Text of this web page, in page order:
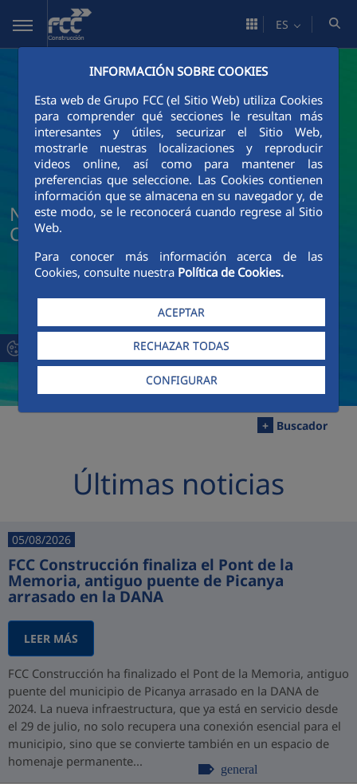
Saltar al contenido principal
INFORMACIÓN SOBRE COOKIES
Esta web de Grupo FCC (el Sitio Web) utiliza Cookies
para comprender qué secciones le resultan más
interesantes y útiles, securizar el Sitio Web,
mostrarle nuestras localizaciones y reproducir
videos online, así como para mantener las
preferencias que seleccione. Las Cookies contienen
información que se almacena en su navegador y, de
este modo, se le reconocerá cuando regrese al Sitio
Web.
Para conocer más información acerca de las
Cookies, consulte nuestra Política de Cookies.
ACEPTAR
RECHAZAR TODAS
CONFIGURAR
ES
Noticias y actualidad de FCC
Construcción
+ Buscador
Últimas noticias
05/08/2026
FCC Construcción finaliza el Pont de la
Memoria, antiguo puente de Picanya
arrasado en la DANA
LEER MÁS
FCC Construcción ha finalizado el Pont de la Memoria, antiguo
puente del municipio de Picanya arrasado en la DANA de
2024. La nueva infraestructura, que ya está en servicio desde
el 29 de julio, no solo recupera una conexión esencial para el
municipio, sino que se convierte también en un espacio de
homenaje permanente...
general